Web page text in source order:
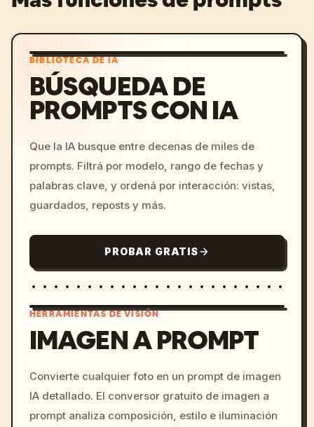
BIBLIOTECA DE IA
BÚSQUEDA DE
PROMPTS CON IA
Que la IA busque entre decenas de miles de
prompts. Filtrá por modelo, rango de fechas y
palabras clave, y ordená por interacción: vistas,
guardados, reposts y más.
PROBAR GRATIS
c, cyberpunk sunset, neon
colors, 8k --v 6.0
HERRAMIENTAS DE VISIÓN
IMAGEN A PROMPT
Convierte cualquier foto en un prompt de imagen
IA detallado. El conversor gratuito de imagen a
prompt analiza composición, estilo e iluminación